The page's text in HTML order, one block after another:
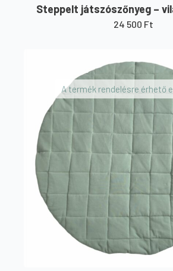
Steppelt játszószőnyeg –
24 500 Ft
A termék rendelésre érhető